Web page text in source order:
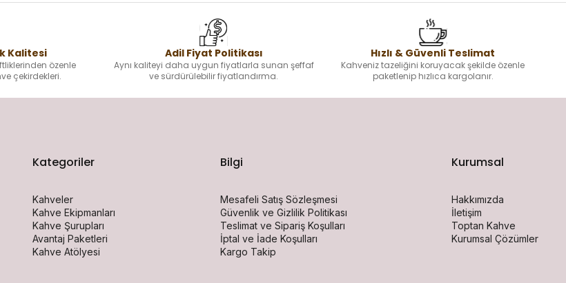
Kalitesi
özenle
çekirdekleri.
Adil Fiyat Politikası
Aynı kaliteyi daha uygun fiyatlarla sunan şeffaf
ve sürdürülebilir fiyatlandırma.
Hızlı & Güvenli Teslimat
Kahveniz tazeliğini koruyacak şekilde özenle
paketlenip hızlıca kargolanır.
Kategoriler
Kahveler
Kahve Ekipmanları
Kahve Şurupları
Avantaj Paketleri
Kahve Atölyesi
Bilgi
Mesafeli Satış Sözleşmesi
Güvenlik ve Gizlilik Politikası
Teslimat ve Sipariş Koşulları
İptal ve İade Koşulları
Kargo Takip
Kurumsal
Hakkımızda
İletişim
Toptan Kahve
Kurumsal Çözümler